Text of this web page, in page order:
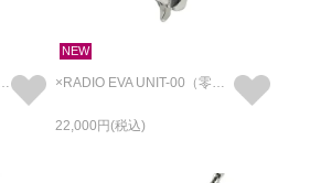
NEW
22,000